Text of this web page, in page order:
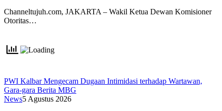
Channeltujuh.com, JAKARTA – Wakil Ketua Dewan Komisioner
Otoritas…
PWI Kalbar Mengecam Dugaan Intimidasi terhadap Wartawan,
Gara-gara Berita MBG
News5 Agustus 2026